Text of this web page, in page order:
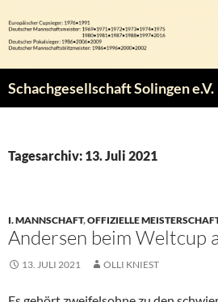
Inhalt
springen
Schachgesellschaft Solingen e.V.
Tagesarchiv: 13. Juli 2021
I. MANNSCHAFT,OFFIZIELLE
Andersen beim Weltcup
13. JULI 2021 OLLI KNIEST